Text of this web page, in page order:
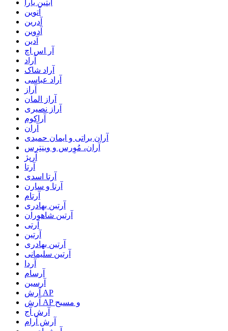
آبتین یارا
آتوین
آدرین
آدوین
آدین
آر اس اچ
آراد
آراد شاک
آراد عباسی
آراز
آراز المان
آراز نصیری
آراکوم
آران
آران براتی و ایمان حمیدی
آران، مُوِرس و وینتِرس
آرپژ
آرتا
آرتا اسدی
آرتا و سارن
آرتام
آرتبن بهادری
آرتين شاهوران
آرتی
آرتین
آرتین بهادری
آرتین سلیمانی
آردا
آرسام
آرسین
آرش AP
آرش AP و مسیح
آرش آج
آرش آرام